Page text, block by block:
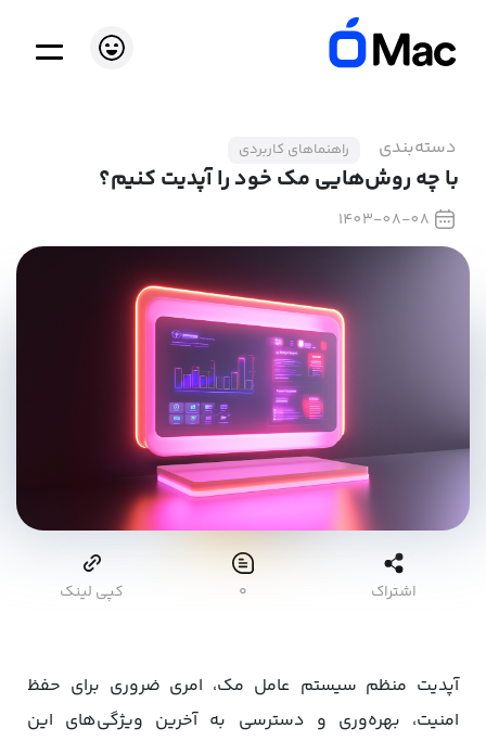
دسته‌بندی راهنماهای کاربردی
با چه روش‌هایی مک خود را آپدیت کنیم؟
1403-08-08
اشتراک ۰ کپی لینک
آپدیت منظم سیستم عامل مک، امری ضروری برای حفظ
امنیت، بهره‌وری و دسترسی به آخرین ویژگی‌های این